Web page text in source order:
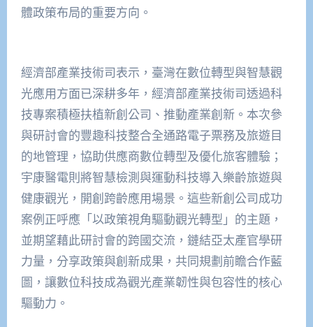
體政策布局的重要方向。
經濟部產業技術司表示，臺灣在數位轉型與智慧觀
光應用方面已深耕多年，經濟部產業技術司透過科
技專案積極扶植新創公司、推動產業創新。本次參
與研討會的豐趣科技整合全通路電子票務及旅遊目
的地管理，協助供應商數位轉型及優化旅客體驗；
宇康醫電則將智慧檢測與運動科技導入樂齡旅遊與
健康觀光，開創跨齡應用場景。這些新創公司成功
案例正呼應「以政策視角驅動觀光轉型」的主題，
並期望藉此研討會的跨國交流，鏈結亞太產官學研
力量，分享政策與創新成果，共同規劃前瞻合作藍
圖，讓數位科技成為觀光產業韌性與包容性的核心
驅動力。